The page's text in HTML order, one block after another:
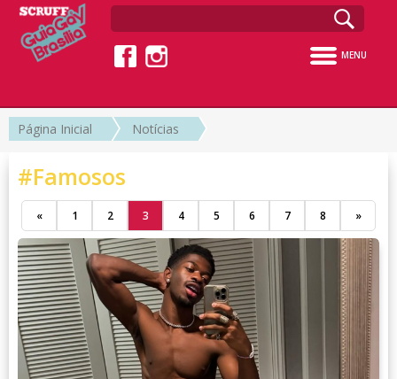
MENU
Página Inicial Notícias
#Famosos
« 1 2 3 4 5 6 7 8 »